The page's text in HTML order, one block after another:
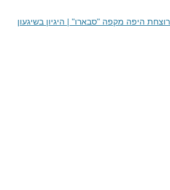
היפה מקפה "סבארו" | היגיון בשיגעון